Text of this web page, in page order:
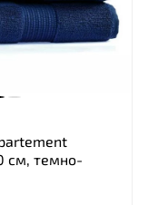
см, темно-